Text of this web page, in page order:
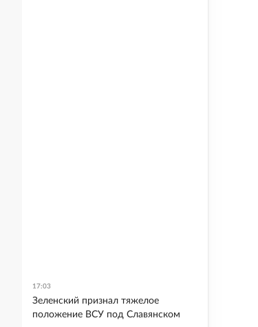
17:03
Зеленский признал тяжелое
положение ВСУ под Славянском